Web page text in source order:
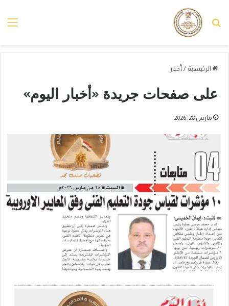
بحث عن
الرئيسية / أخبار
على صفحات جريدة «أخبار اليوم»
مارس 28, 2026